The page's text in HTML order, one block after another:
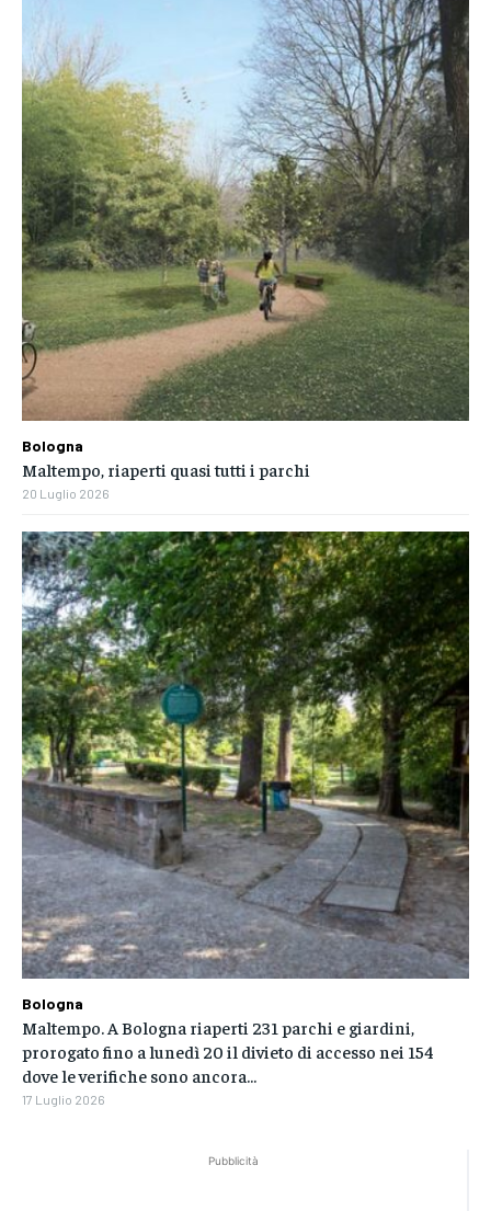
Pubblicità
Bologna
Maltempo, riaperti quasi tutti i parchi
20 Luglio 2026
Bologna
Maltempo. A Bologna riaperti 231 parchi e giardini,
prorogato fino a lunedì 20 il divieto di accesso nei 154
dove le verifiche sono ancora...
17 Luglio 2026